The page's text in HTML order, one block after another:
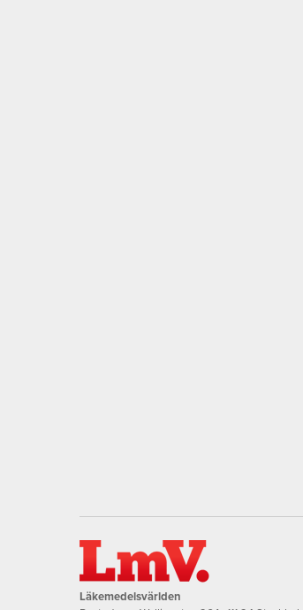
Läkemedelsvärlden